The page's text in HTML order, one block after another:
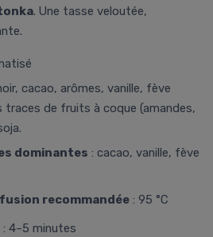
. Une tasse veloutée,
cacao, arômes, vanille, fève
de fruits à coque (amandes,
dominantes : cacao, vanille, fève
recommandée : 95 °C
: 4–5 minutes